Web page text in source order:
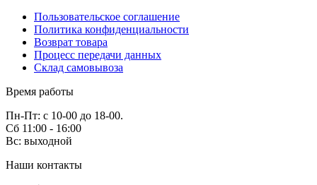
Пользовательское соглашение
Политика конфиденциальности
Возврат товара
Процесс передачи данных
Склад самовывоза
Время работы
Пн-Пт: с 10-00 до 18-00.
Сб 11:00 - 16:00
Вс: выходной
Наши контакты